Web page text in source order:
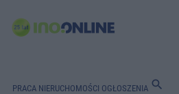
PRACA NIERUCHOMOŚCI OGŁOSZENIA search